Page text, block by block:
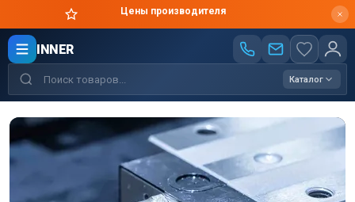
Цены производителя
INNER
Каталог